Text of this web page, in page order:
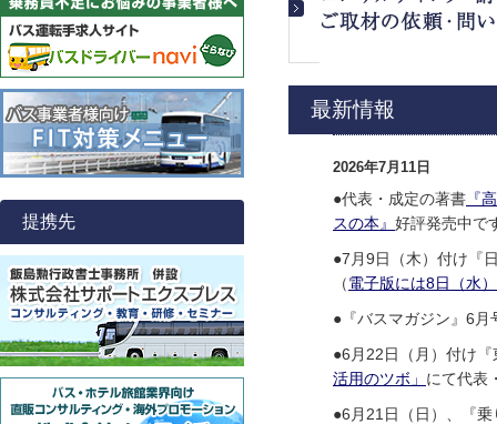
最新情報
2026年7月11日
●代表・成定の著書 『
スの本』 好評発売中で
●7月9日（木）付け『
（電子版には8日（水
●『バスマガジン』6
●6月22日（月）付け
活用のツボ」 にて代表
●6月21日（日）、『
提携先